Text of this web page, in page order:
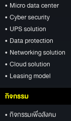
• Micro data center
• Cyber security
• UPS solution
• Data protection
• Networking solution
• Cloud solution
• Leasing model
กิจกรรม
• กิจกรรมเพื่อสังคม